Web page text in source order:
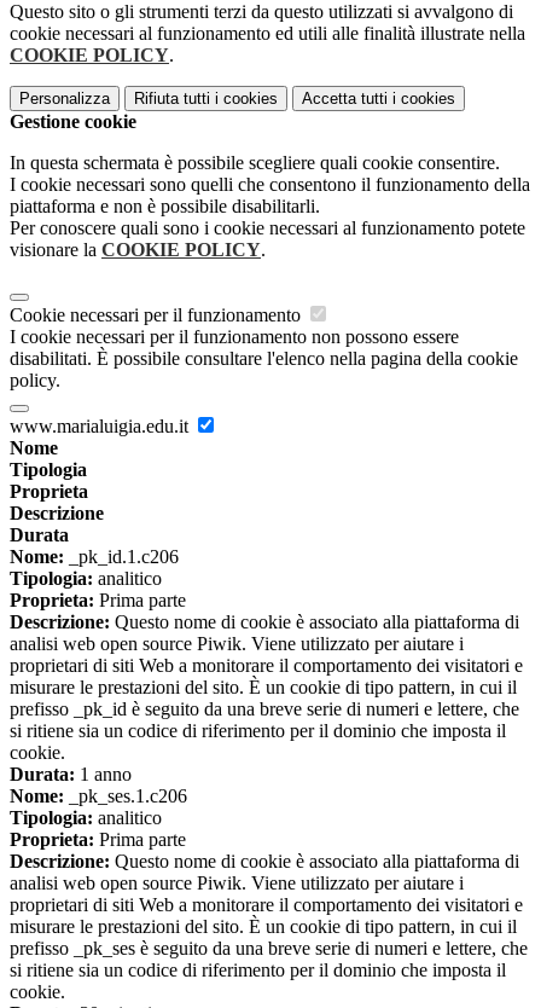
Questo sito o gli strumenti terzi da questo utilizzati si avvalgono di
cookie necessari al funzionamento ed utili alle finalità illustrate nella
COOKIE POLICY.
Personalizza Rifiuta tutti i cookies Accetta tutti i cookies
Gestione cookie
In questa schermata è possibile scegliere quali cookie consentire.
I cookie necessari sono quelli che consentono il funzionamento della
piattaforma e non è possibile disabilitarli.
Per conoscere quali sono i cookie necessari al funzionamento potete
visionare la COOKIE POLICY.
Cookie necessari per il funzionamento
I cookie necessari per il funzionamento non possono essere
disabilitati. È possibile consultare l'elenco nella pagina della cookie
policy.
www.marialuigia.edu.it
Nome
Tipologia
Proprieta
Descrizione
Durata
Nome: _pk_id.1.c206
Tipologia: analitico
Proprieta: Prima parte
Descrizione: Questo nome di cookie è associato alla piattaforma di
analisi web open source Piwik. Viene utilizzato per aiutare i
proprietari di siti Web a monitorare il comportamento dei visitatori e
misurare le prestazioni del sito. È un cookie di tipo pattern, in cui il
prefisso _pk_id è seguito da una breve serie di numeri e lettere, che
si ritiene sia un codice di riferimento per il dominio che imposta il
cookie.
Durata: 1 anno
Nome: _pk_ses.1.c206
Tipologia: analitico
Proprieta: Prima parte
Descrizione: Questo nome di cookie è associato alla piattaforma di
analisi web open source Piwik. Viene utilizzato per aiutare i
proprietari di siti Web a monitorare il comportamento dei visitatori e
misurare le prestazioni del sito. È un cookie di tipo pattern, in cui il
prefisso _pk_ses è seguito da una breve serie di numeri e lettere, che
si ritiene sia un codice di riferimento per il dominio che imposta il
cookie.